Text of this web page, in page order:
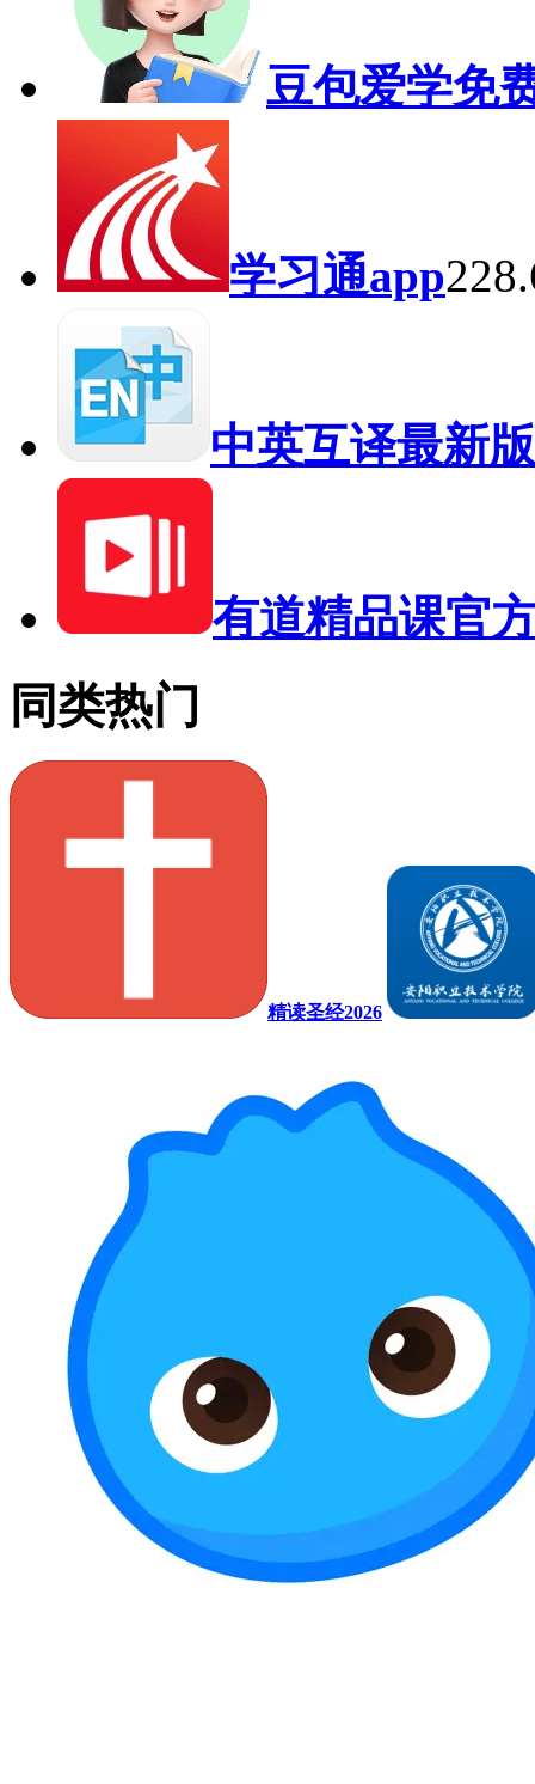
豆包爱学免
学习通app
中英互译最新版
有道精品课官
同类热门
精读圣经2026